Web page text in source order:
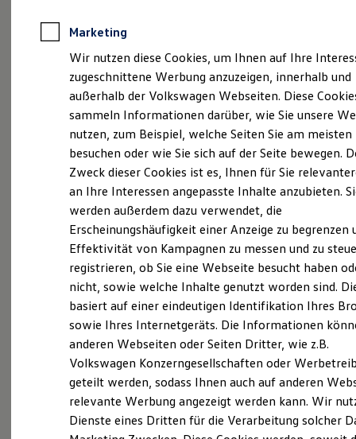
Anpfiff zum Gewinn
Elektroautos
ID. Tutorials
Elektrofahrzeugkonzepte
Reichweite
Reichweite der ID. Modelle
Reichweite im Winter
Laden
Laden unterwegs
Laden Zuhause
Ladezeitensimulator
Batterie
Sicherheit
Garantie und Lebensdauer
Nachhaltigkeit
Technologie
Kosten und Kauf
Verbrauchskosten
Kaufoptionen
E-Auto-Förderung
Software und Konnektivität
Die ID. Software 6
ID. Software Versionen und Updates
Digitale Extras
Schnittstellen zu Ihrem ID.
(Impressum & Rechtliches)
Was ist der Economy Service
und wer kann ihn nutzen?
Ältere Volkswagen haben einen anderen
Servicebedarf als neue Fahrzeuge. Der Economy
Service ist speziell für Volkswagen Modelle
entwickelt worden, die älter als vier Jahre sind. Er
bietet Ihnen ein vielfältiges Leistungsspektrum mit
zeitwertgerechtem Service und hoher
Ersatzteilqualität. Die Leistungen sind durch
Fachwissen, Volkswagen Teile und langjährige
Erfahrung genau auf Ihr Fahrzeug abgestimmt und
decken nahezu alle Services ab. Die Preise sind
speziell auf das Alter Ihres Fahrzeugs ausgelegt. Bei
der Durchführung der im Serviceplan
vorgeschriebenen Leistungen wird auch die LongLife
Marketing
Wir nutzen diese Cookies, um Ihnen auf Ihre
zugeschnittene Werbung anzuzeigen, innerhalb und
außerhalb der Volkswagen Webseiten. Diese
sammeln Informationen darüber, wie Sie unsere
nutzen, zum Beispiel, welche Seiten Sie am meisten
besuchen oder wie Sie sich auf der Seite bewegen.
Zweck dieser Cookies ist es, Ihnen für Sie
an Ihre Interessen angepasste Inhalte anzubieten.
werden außerdem dazu verwendet, die
Erscheinungshäufigkeit einer Anzeige zu begrenzen
Effektivität von Kampagnen zu messen und zu
registrieren, ob Sie eine Webseite besucht haben
nicht, sowie welche Inhalte genutzt worden sind.
basiert auf einer eindeutigen Identifikation Ihres
sowie Ihres Internetgeräts. Die Informationen
anderen Webseiten oder Seiten Dritter, wie z.B.
Volkswagen Konzerngesellschaften oder
geteilt werden, sodass Ihnen auch auf anderen
relevante Werbung angezeigt werden kann. Wir
Dienste eines Dritten für die Verarbeitung solcher